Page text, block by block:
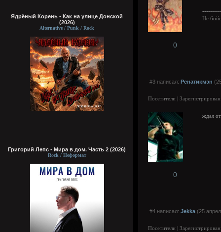
Ядрёный Корень - Как на улице Донской
(2026)
Alternative / Punk / Rock
Григорий Лепс - Мира в дом. Часть 2 (2026)
Rock / Неформат
Не
0
#3 написал: Ренатикмэн
Посетители |
ждал
0
#4 написал: Jekka (25
Посетители |